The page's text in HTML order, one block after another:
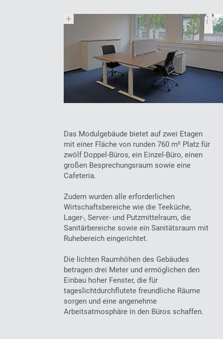
Das Modulgebäude bietet auf zwei Etagen
mit einer Fläche von runden 760 m² Platz für
zwölf Doppel-Büros, ein Einzel-Büro, einen
großen Besprechungsraum sowie eine
Cafeteria.
Zudem wurden alle erforderlichen
Wirtschaftsbereiche wie die Teeküche,
Lager-, Server- und Putzmittelraum, die
Sanitärbereiche sowie ein Sanitätsraum mit
Ruhebereich eingerichtet.
Die lichten Raumhöhen des Gebäudes
betragen drei Meter und ermöglichen den
Einbau hoher Fenster, die für
tageslichtdurchflutete freundliche Räume
sorgen und eine angenehme
Arbeitsatmosphäre in den Büros schaffen.